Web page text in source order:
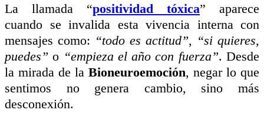
La llamada “positividad tóxica” aparece
cuando se invalida esta vivencia interna con
mensajes como: “todo es actitud”, “si quieres,
puedes” o “empieza el año con fuerza”. Desde
la mirada de la Bioneuroemoción, negar lo que
sentimos no genera cambio, sino más
desconexión.